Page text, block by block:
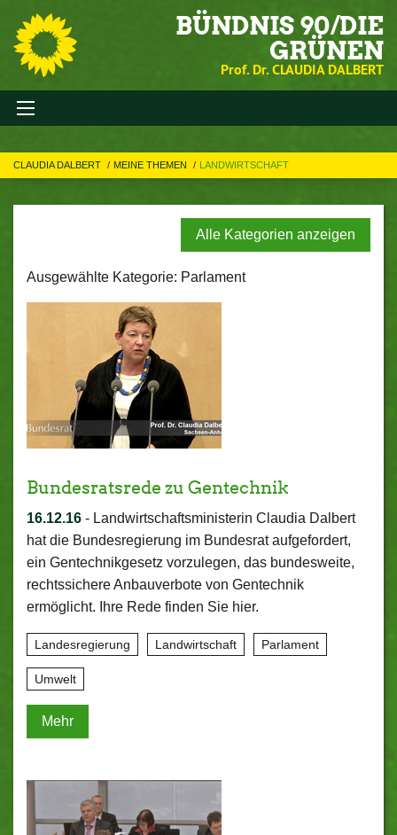
BÜNDNIS 90/DIE
GRÜNEN
Prof. Dr. CLAUDIA DALBERT
CLAUDIA DALBERT MEINE THEMEN LANDWIRTSCHAFT
Alle Kategorien anzeigen
Ausgewählte Kategorie: Parlament
Bundesratsrede zu Gentechnik
16.12.16 - Landwirtschaftsministerin Claudia Dalbert
hat die Bundesregierung im Bundesrat aufgefordert,
ein Gentechnikgesetz vorzulegen, das bundesweite,
rechtssichere Anbauverbote von Gentechnik
ermöglicht. Ihre Rede finden Sie hier.
Landesregierung Landwirtschaft Parlament
Umwelt
Mehr